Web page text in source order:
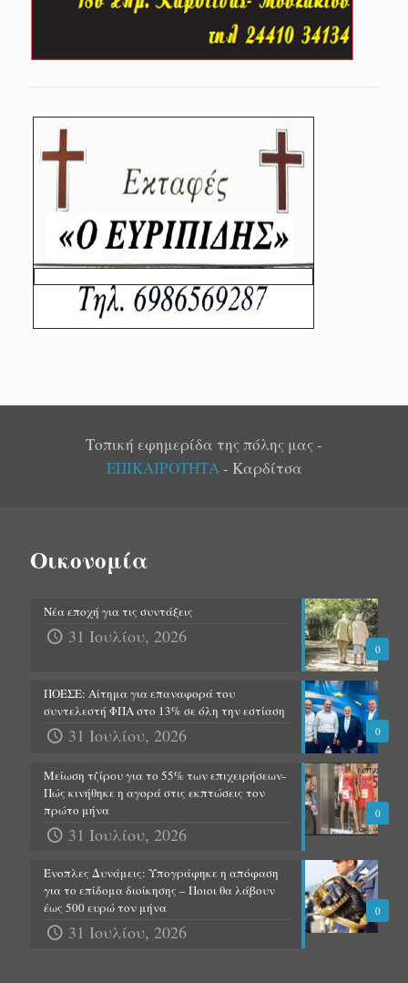
Τοπική εφημερίδα της πόλης μας -
ΕΠΙΚΑΙΡΟΤΗΤΑ- Καρδίτσα
Οικονομία
0
Νέα εποχή για τις συντάξεις
31 Ιουλίου, 2026
0
ΠΟΕΣΕ: Αίτημα για επαναφορά του
συντελεστή ΦΠΑ στο 13% σε όλη την εστίαση
31 Ιουλίου, 2026
0
Μείωση τζίρου για το 55% των επιχειρήσεων-
Πώς κινήθηκε η αγορά στις εκπτώσεις τον
πρώτο μήνα
31 Ιουλίου, 2026
0
Ένοπλες Δυνάμεις: Υπογράφηκε η απόφαση
για το επίδομα διοίκησης – Ποιοι θα λάβουν
έως 500 ευρώ τον μήνα
31 Ιουλίου, 2026